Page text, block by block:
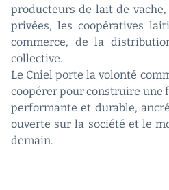
producteurs de lait de
privées, les coopératives
commerce, de la
collective.
Le Cniel porte la volonté
coopérer pour construire
performante et durable,
ouverte sur la société et le
demain.